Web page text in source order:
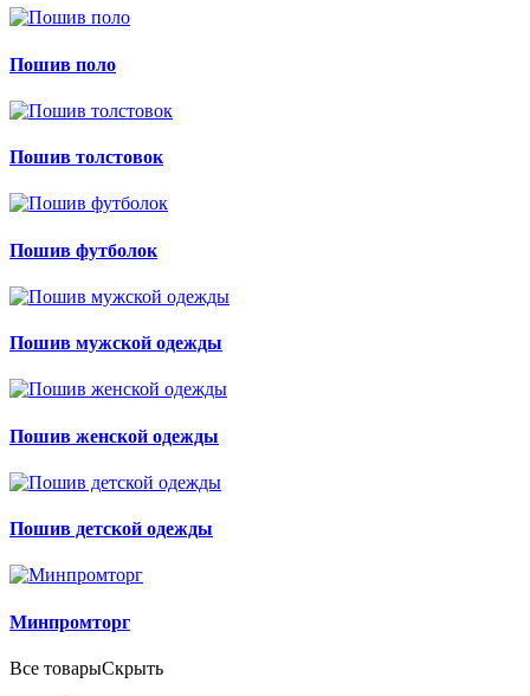
Пошив поло
Пошив толстовок
Пошив футболок
Пошив мужской одежды
Пошив женской одежды
Пошив детской одежды
Минпромторг
Все товарыСкрыть